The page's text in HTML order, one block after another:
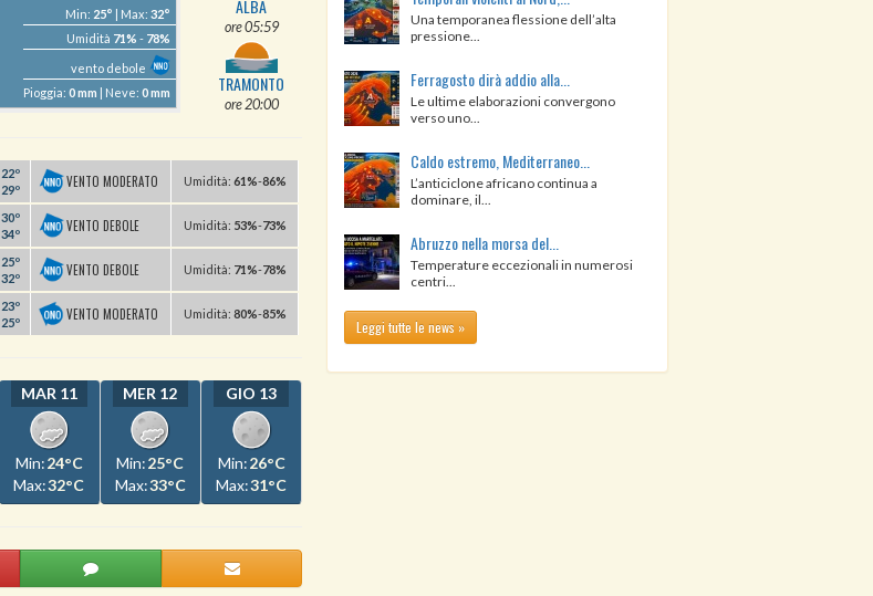
Min: 25° | Max:32°
Umidità 71%- 78%
vento debole
Pioggia:0 mm | Neve:0 mm
ALBA
ore 05:59
TRAMONTO
ore 20:00
22º
29º VENTO MODERATO Umidità: 61%-86%
30º
34º VENTO DEBOLE Umidità: 53%-73%
25º
32º VENTO DEBOLE Umidità: 71%-78%
23º
25º VENTO MODERATO Umidità: 80%-85%
MAR 11
Min:24°C
Max:32°C
MER 12
Min:25°C
Max:33°C
GIO 13
Min:26°C
Max:31°C
Una temporanea flessione dell’alta
pressione...
Ferragosto dirà addio alla...
Le ultime elaborazioni convergono
verso uno...
Caldo estremo, Mediterraneo...
L’anticiclone africano continua a
dominare, il...
Abruzzo nella morsa del...
Temperature eccezionali in numerosi
centri...
Leggi tutte le news »